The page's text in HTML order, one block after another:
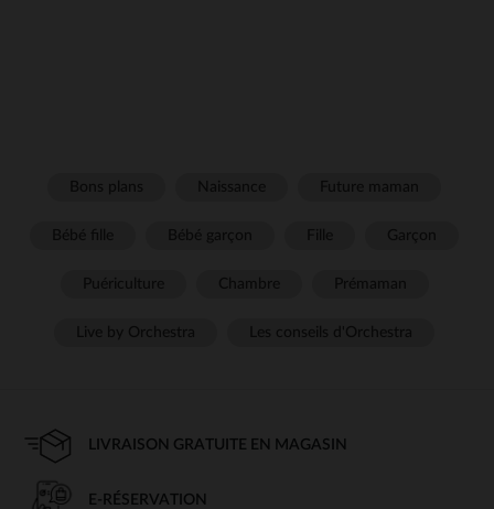
LIVRAISON GRATUITE EN MAGASIN
E-RÉSERVATION